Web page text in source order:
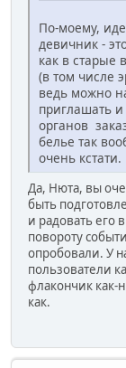
По-моему,
девичник -
как в старые
(в том числе
ведь можно
приглашать
органов
белье так
очень кстати.
Да, Нюта, вы
быть
и радовать его
повороту
опробовали. У
пользователи
флакончик как-
как.